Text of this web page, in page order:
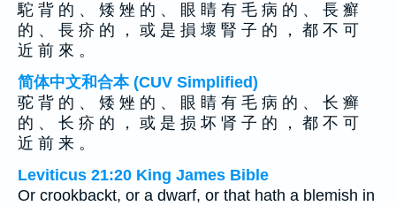
駝 背 的 、 矮 矬 的 、 眼 睛 有 毛 病 的 、 長 癬
的 、 長 疥 的 ， 或 是 損 壞 腎 子 的 ， 都 不 可
近 前 來 。
简体中文和合本 (CUV Simplified)
驼 背 的 、 矮 矬 的 、 眼 睛 有 毛 病 的 、 长 癣
的 、 长 疥 的 ， 或 是 损 坏 肾 子 的 ， 都 不 可
近 前 来 。
Leviticus 21:20 King James Bible
Or crookbackt, or a dwarf, or that hath a blemish in